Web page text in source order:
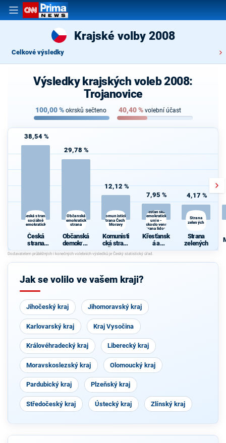
Krajské volby 2008
Celkové výsledky
Výsledky krajských voleb 2008:
Trojanovice
100,00% okrsků sečteno 40,40% volební účast
38,54 %
Česká strana
sociálně
demokratická
Česká
strana
sociálně
demokrati
cká
29,78 %
Občanská
demokratická
strana
Občanská
demokrati
cká strana
12,12 %
Komunistická
strana Čech a
Moravy
Komunisti
cká strana
Čech a
Moravy
7,95 %
Křesťanská a
demokratická
unie -
Československá
strana lidová
Křesťansk
á a
demokrati
cká unie -
Českoslov
4,17 %
Strana
zelených
Strana
zelených
Jak se volilo ve vašem kraji?
Jihočeský kraj Jihomoravský kraj
Karlovarský kraj Kraj Vysočina
Královéhradecký kraj Liberecký kraj
Moravskoslezský kraj Olomoucký kraj
Pardubický kraj Plzeňský kraj
Středočeský kraj Ústecký kraj Zlínský kraj